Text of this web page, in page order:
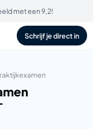
met een 9,2!
Schrijf je direct in